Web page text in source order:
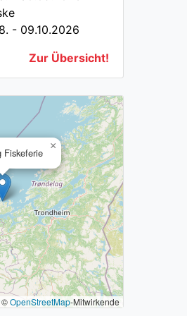
- 09.10.2026
Zur Übersicht!
Fiskeferie
×
©OpenStreetMap-Mitwirkende